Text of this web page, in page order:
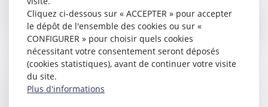
copropriétaires est l'organe souverain de la copropriété. Elle
se réunit au moins une fois par an pour prendre les
décisions importantes concernant la gestion de l'immeuble.
Les conflits entre copropriétaires sont fréquents et
peuvent porter sur diverses questions, telles que l'utilisation
des parties communes, les nuisances sonores, les
Cliquez ci-dessous sur « ACCEPTER » pour accepter
le dépôt de l'ensemble des cookies ou sur «
CONFIGURER » pour choisir quels cookies
nécessitant votre consentement seront déposés
(cookies statistiques), avant de continuer votre visite
du site.
Plus d'informations